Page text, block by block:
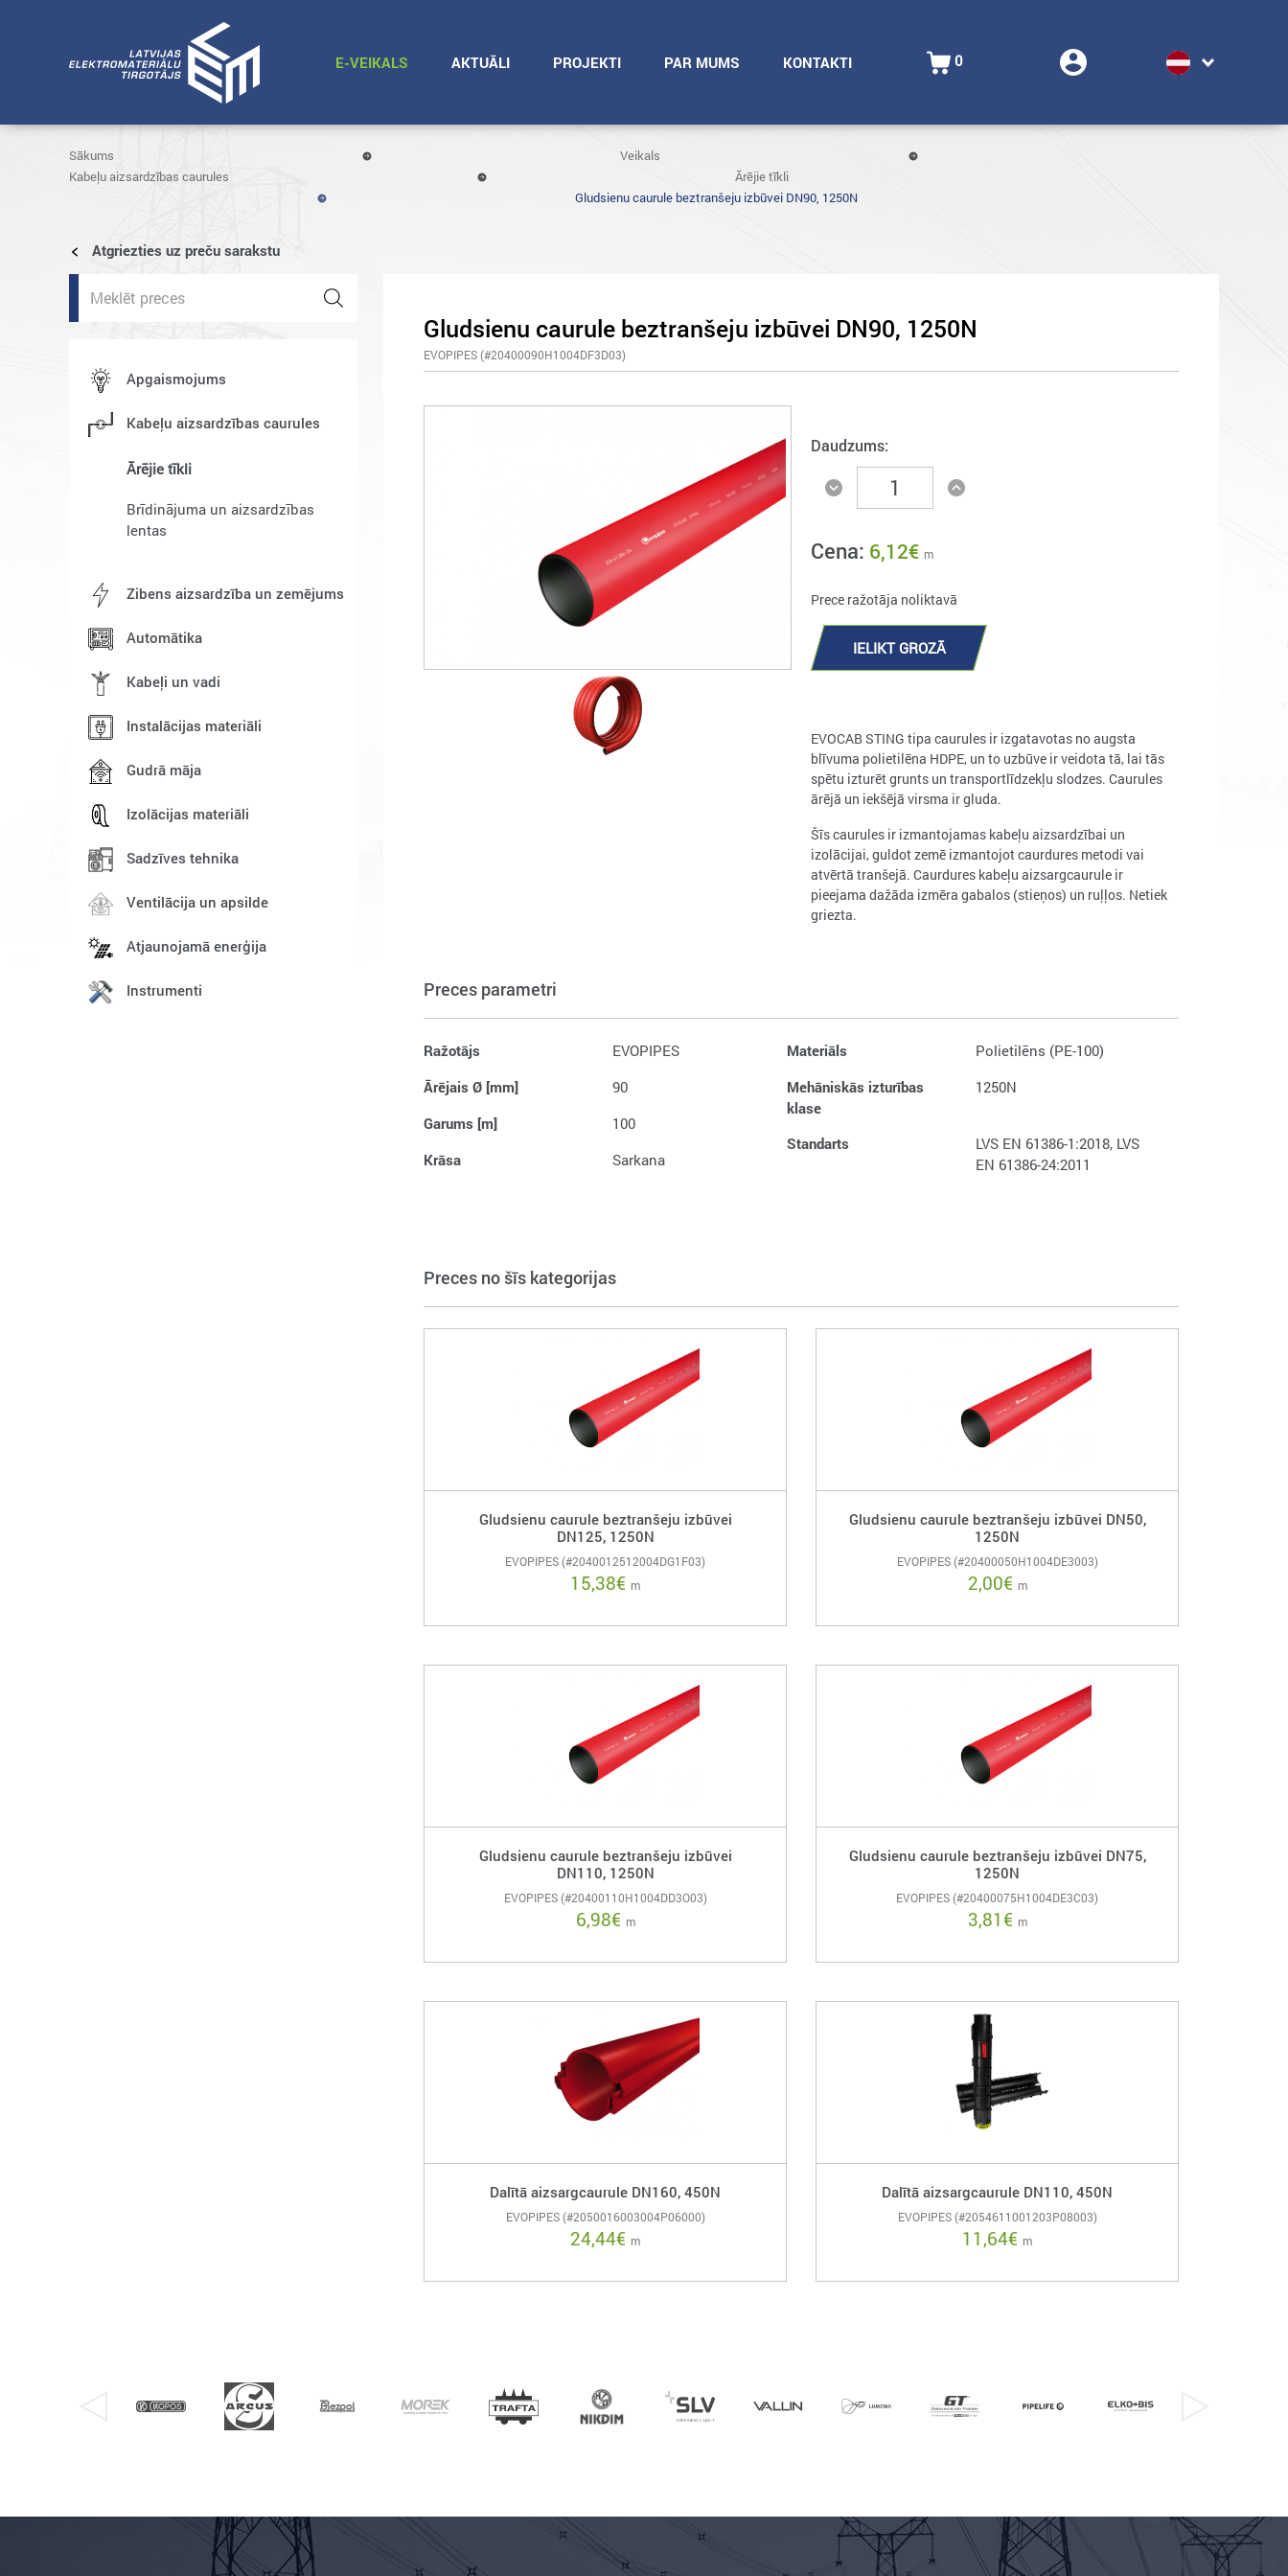
E-VEIKALS AKTUĀLI PROJEKTI PAR MUMS KONTAKTI 0
Sākums
Veikals
Kabeļu aizsardzības caurules
Ārējie tīkli
Gludsienu caurule beztranšeju izbūvei DN90, 1250N
Atgriezties uz preču sarakstu
Products
search
Apgaismojums
Kabeļu aizsardzības caurules
Ārējie tīkli
Brīdinājuma un aizsardzības
lentas
Zibens aizsardzība un zemējums
Automātika
Kabeļi un vadi
Instalācijas materiāli
Gudrā māja
Izolācijas materiāli
Sadzīves tehnika
Ventilācija un apsilde
Atjaunojamā enerģija
Instrumenti
Gludsienu caurule beztranšeju izbūvei DN90, 1250N
EVOPIPES (#20400090H1004DF3D03)
Daudzums:
Cena: 6,12€ m
Prece ražotāja noliktavā
IELIKT GROZĀ
EVOCAB STING tipa caurules ir izgatavotas no augsta
blīvuma polietilēna HDPE, un to uzbūve ir veidota tā, lai tās
spētu izturēt grunts un transportlīdzekļu slodzes. Caurules
ārējā un iekšējā virsma ir gluda.
Šīs caurules ir izmantojamas kabeļu aizsardzībai un
izolācijai, guldot zemē izmantojot caurdures metodi vai
atvērtā tranšejā. Caurdures kabeļu aizsargcaurule ir
pieejama dažāda izmēra gabalos (stieņos) un ruļļos. Netiek
griezta.
Preces parametri
Ražotājs
EVOPIPES
Ārējais Ø [mm]
90
Garums [m]
100
Krāsa
Sarkana
Materiāls
Polietilēns (PE-100)
Mehāniskās izturības
klase
1250N
Standarts
LVS EN 61386-1:2018, LVS
EN 61386-24:2011
Preces no šīs kategorijas
Gludsienu caurule beztranšeju izbūvei
DN125, 1250N
EVOPIPES (#2040012512004DG1F03)
15,38€ m
Gludsienu caurule beztranšeju izbūvei DN50,
1250N
EVOPIPES (#20400050H1004DE3003)
2,00€ m
Gludsienu caurule beztranšeju izbūvei
DN110, 1250N
EVOPIPES (#20400110H1004DD3O03)
6,98€ m
Gludsienu caurule beztranšeju izbūvei DN75,
1250N
EVOPIPES (#20400075H1004DE3C03)
3,81€ m
Dalītā aizsargcaurule DN160, 450N
EVOPIPES (#2050016003004P06000)
24,44€ m
Dalītā aizsargcaurule DN110, 450N
EVOPIPES (#2054611001203P08003)
11,64€ m